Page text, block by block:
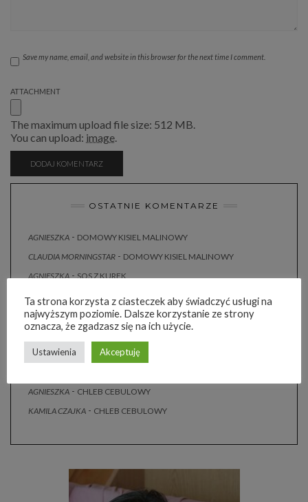
Save my name, email, and website in this browser for the next time I comment.
ATTACHMENT
The maximum upload file size: 512 MB.
You can upload: image.
OSTATNIE KOMENTARZE
AGNIESZKA - DOMOWY KISIEL MALINOWY
CLAUDIA MORNINGSTAR - DOMOWY KISIEL MALINOWY
AGNIESZKA-SOS Z KUREK
Marta
SOS Z KUREK
AGNIESZKA- SURÓWKA Z KAPUSTY JAK U CHIŃCZYKA
Marta-SURÓWKA Z KAPUSTY JAK U CHIŃCZYKA
Małgosia z Akacjowego Bloga
AGNIESZKA - CHLEB CEBULOWY
KAMILA CZAJKA - CHLEB CEBULOWY
Ta strona korzysta z ciasteczek aby świadczyć usługi na
najwyższym poziomie. Dalsze korzystanie ze strony
oznacza, że zgadzasz się na ich użycie.
Ustawienia Akceptuję